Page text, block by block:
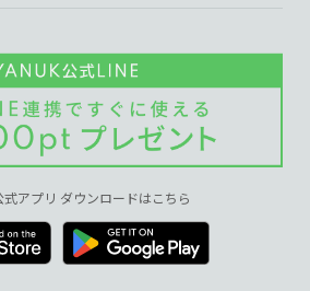
アプリ ダウンロードはこちら